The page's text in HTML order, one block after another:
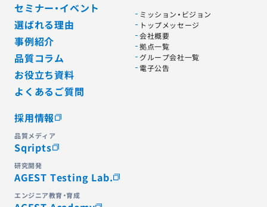
セミナー・イベント
選ばれる理由
事例紹介
品質コラム
お役立ち資料
よくあるご質問
ミッション・ビジョン
トップメッセージ
会社概要
拠点一覧
グループ会社一覧
電子公告
採用情報
品質メディア
Sqripts
研究開発
AGEST Testing Lab.
エンジニア教育・育成